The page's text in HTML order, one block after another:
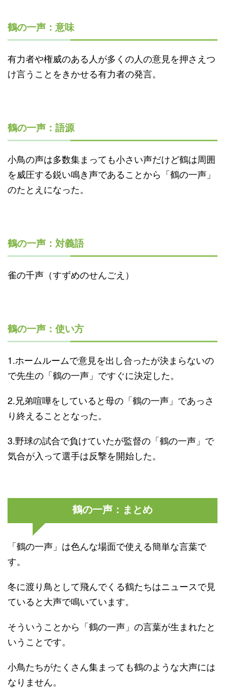
鶴の一声：意味
有力者や権威のある人が多くの人の意見を押さえつ
け言うことをきかせる有力者の発言。
鶴の一声：語源
小鳥の声は多数集まっても小さい声だけど鶴は周囲
を威圧する鋭い鳴き声であることから「鶴の一声」
のたとえになった。
鶴の一声：対義語
雀の千声（すずめのせんごえ）
鶴の一声：使い方
1.ホームルームで意見を出し合ったが決まらないの
で先生の「鶴の一声」ですぐに決定した。
2.兄弟喧嘩をしていると母の「鶴の一声」であっさ
り終えることとなった。
3.野球の試合で負けていたが監督の「鶴の一声」で
気合が入って選手は反撃を開始した。
鶴の一声：まとめ
「鶴の一声」は色んな場面で使える簡単な言葉で
す。
冬に渡り鳥として飛んでくる鶴たちはニュースで見
ていると大声で鳴いています。
そういうことから「鶴の一声」の言葉が生まれたと
いうことです。
小鳥たちがたくさん集まっても鶴のような大声には
なりません。